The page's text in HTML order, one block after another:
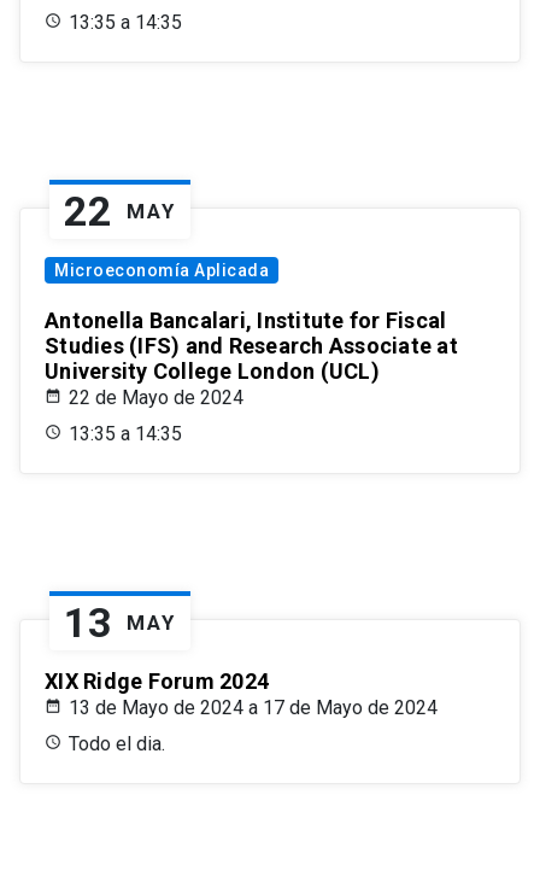
13:35 a 14:35
22 MAY
Microeconomía Aplicada
Antonella Bancalari, Institute for Fiscal
Studies (IFS) and Research Associate at
University College London (UCL)
22 de Mayo de 2024
13:35 a 14:35
13 MAY
XIX Ridge Forum 2024
13 de Mayo de 2024 a 17 de Mayo de 2024
Todo el dia.